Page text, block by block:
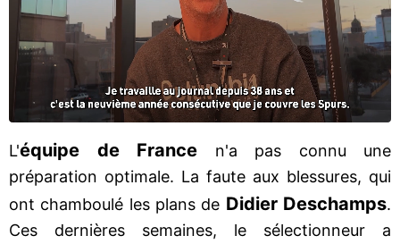
L'équipe de France n'a pas connu une
préparation optimale. La faute aux blessures, qui
ont chamboulé les plans de Didier Deschamps.
Ces dernières semaines, le sélectionneur a